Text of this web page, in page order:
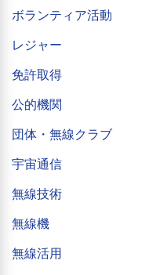
ボランティア活動
レジャー
免許取得
公的機関
団体・無線クラブ
宇宙通信
無線技術
無線機
無線活用